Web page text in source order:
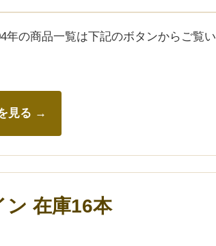
年の商品一覧は下記のボタンからご覧い
見る →
ン 在庫16本